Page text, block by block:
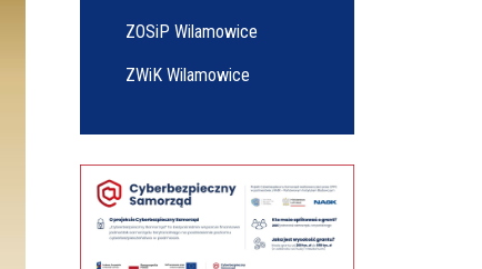
ZOSiP Wilamowice
ZWiK Wilamowice